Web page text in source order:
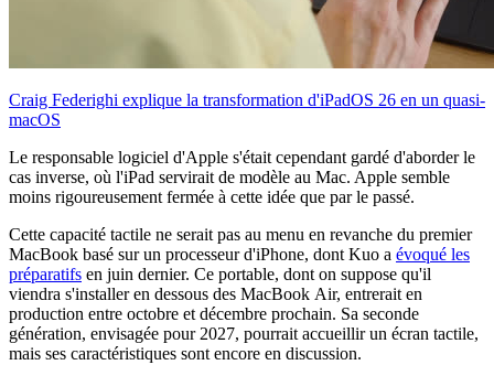
Craig Federighi explique la transformation d'iPadOS 26 en un quasi-
macOS
Le responsable logiciel d'Apple s'était cependant gardé d'aborder le
cas inverse, où l'iPad servirait de modèle au Mac. Apple semble
moins rigoureusement fermée à cette idée que par le passé.
Cette capacité tactile ne serait pas au menu en revanche du premier
MacBook basé sur un processeur d'iPhone, dont Kuo a évoqué les
préparatifs en juin dernier. Ce portable, dont on suppose qu'il
viendra s'installer en dessous des MacBook Air, entrerait en
production entre octobre et décembre prochain. Sa seconde
génération, envisagée pour 2027, pourrait accueillir un écran tactile,
mais ses caractéristiques sont encore en discussion.